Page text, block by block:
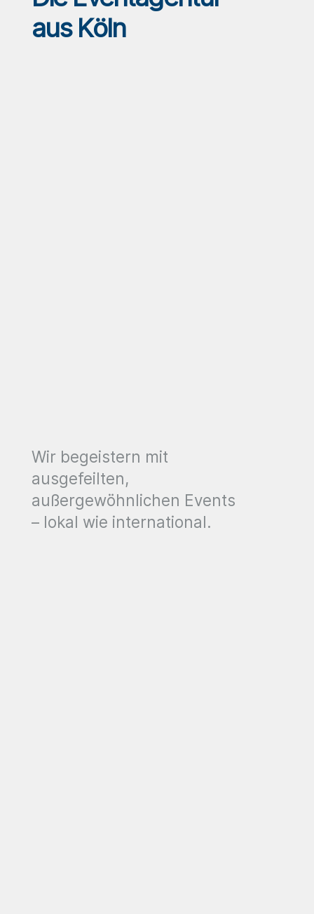
aus Köln
Wir begeistern mit
ausgefeilten,
außergewöhnlichen Events
– lokal wie international.